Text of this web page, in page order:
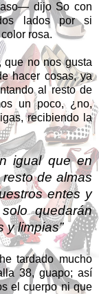
dijo So con
lados por si
rosa.
no nos gusta
hacer cosas, ya
al resto de
un poco, ¿no,
recibiendo la
igual que en
de almas
entes y
quedarán
y limpias”
tardado mucho
38, guapo; así
el cuerpo ni que